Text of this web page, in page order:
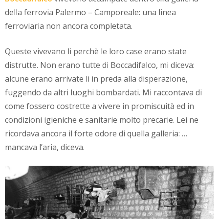
della ferrovia Palermo – Camporeale: una linea
ferroviaria non ancora completata.
Queste vivevano li perchè le loro case erano state
distrutte. Non erano tutte di Boccadifalco, mi diceva:
alcune erano arrivate li in preda alla disperazione,
fuggendo da altri luoghi bombardati. Mi raccontava di
come fossero costrette a vivere in promiscuità ed in
condizioni igieniche e sanitarie molto precarie. Lei ne
ricordava ancora il forte odore di quella galleria: …
mancava l’aria, diceva.